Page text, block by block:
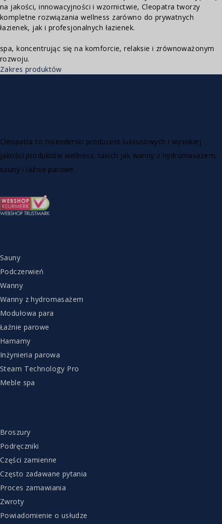
na jakości, innowacyjności i wzornictwie, Cleopatra tworzy
kompletne rozwiązania wellness zarówno do prywatnych
łazienek, jak i profesjonalnych łazienek.
spa, koncentrując się na komforcie, relaksie i zrównoważonym
rozwoju.
Zakres produktów
Cleopatra to holenderski producent luksusowych i wysokiej
jakości produktów wellness, takich jak wanny z hydromasażem,
sauny i łaźnie parowe.
Sauny
Podczerwień
Wanny
Wanny z hydromasażem
Modułowa para
Łaźnie parowe
Hamamy
Inżynieria parowa
Steam Technology Pro
Meble spa
Broszury
Podręczniki
Części zamienne
Często zadawane pytania
Proces zamawiania
Zwroty
Powiadomienie o usłudze